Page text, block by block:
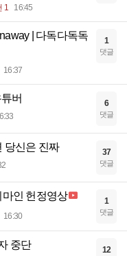
1 16:45
| 다독다독독
16:37
1
댓글
버 6
댓글
당신은 진짜 37
댓글
마인 헌정영상
16:30
1
댓글
중단 12